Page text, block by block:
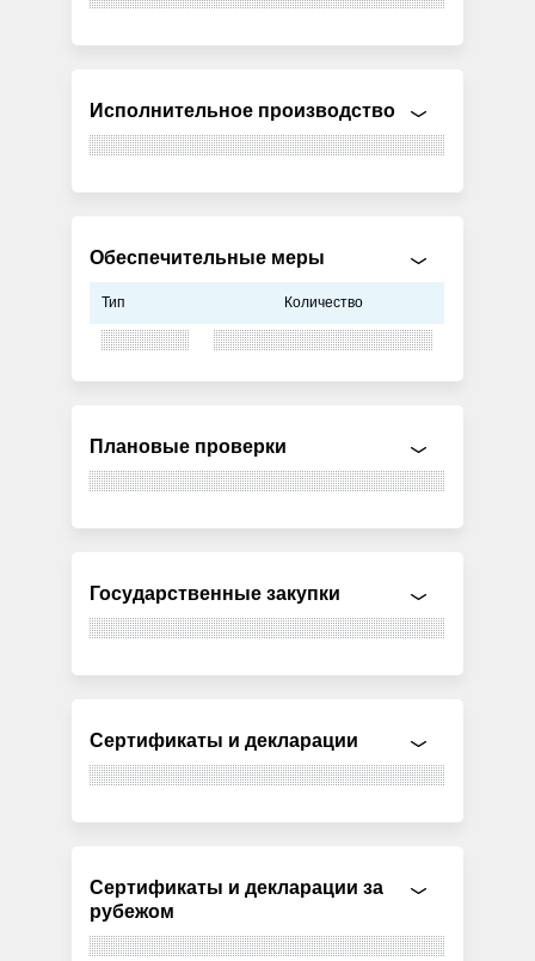
Исполнительное производство
Обеспечительные меры
Тип Количество
Плановые проверки
Государственные закупки
Сертификаты и декларации
Сертификаты и декларации за
рубежом